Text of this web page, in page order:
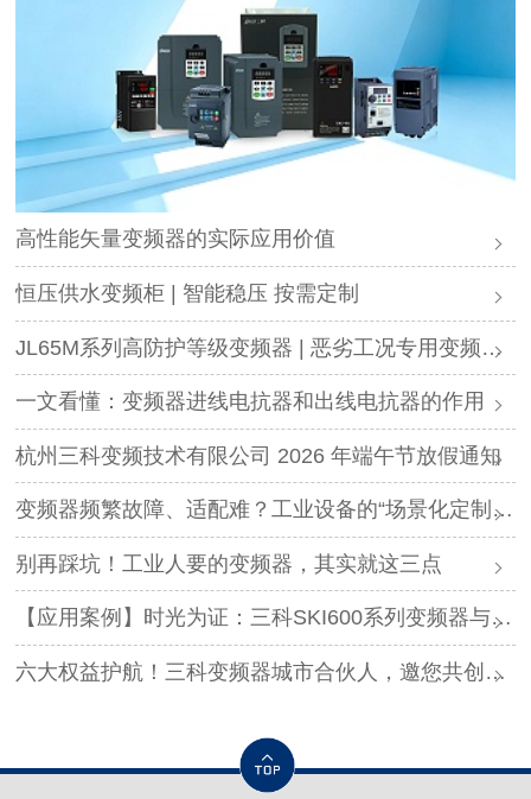
高性能矢量变频器的实际应用价值
恒压供水变频柜 | 智能稳压 按需定制
JL65M系列高防护等级变频器 | 恶劣工况专用变频解决方案
一文看懂：变频器进线电抗器和出线电抗器的作用
杭州三科变频技术有限公司 2026 年端午节放假通知
变频器频繁故障、适配难？工业设备的“场景化定制”，才是破局关键
别再踩坑！工业人要的变频器，其实就这三点
【应用案例】时光为证：三科SKI600系列变频器与调直机的“长情陪伴”！
六大权益护航！三科变频器城市合伙人，邀您共创事业